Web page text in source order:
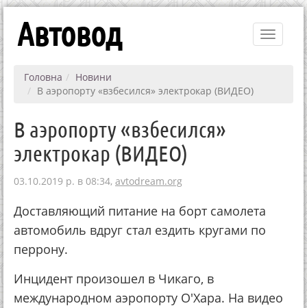
Toggle
Автовод
Головна
Новини
В аэропорту «взбесился» электрокар (ВИДЕО)
В аэропорту «взбесился»
электрокар (ВИДЕО)
03.10.2019 р. в 08:34, avtodream.org
Доставляющий питание на борт самолета
автомобиль вдруг стал ездить кругами по
перрону.
Инцидент произошел в Чикаго, в
международном аэропорту О'Хара. На видео